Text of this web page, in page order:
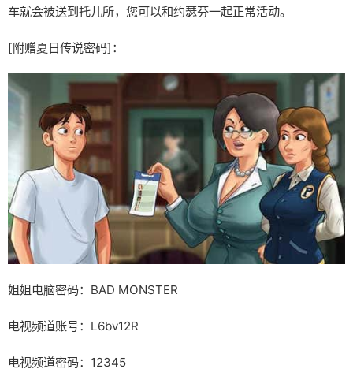
车就会被送到托儿所，您可以和约瑟芬一起正常活动。
[附赠夏日传说密码]：
姐姐电脑密码：BAD MONSTER
电视频道账号：L6bv12R
电视频道密码：12345